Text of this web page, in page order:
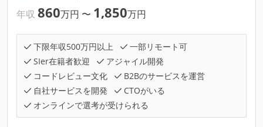
年収 860万円 〜 1,850万円
下限年収500万円以上
一部リモート可
SIer在籍者歓迎
アジャイル開発
コードレビュー文化
B2Bのサービスを運営
自社サービスを開発
CTOがいる
オンラインで選考が受けられる